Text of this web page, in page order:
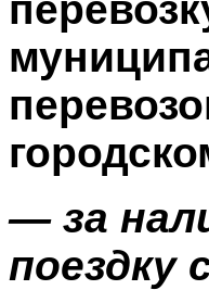
— за
поездку